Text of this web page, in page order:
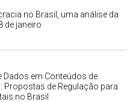
no Brasil, uma análise da
de janeiro
Dados em Conteúdos de
Propostas de Regulação para
no Brasil